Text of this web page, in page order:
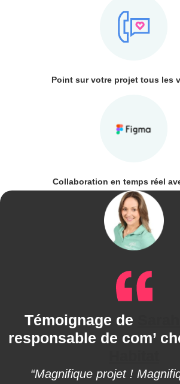
Point sur votre projet tous les
Collaboration en temps réel
Témoignage de
responsable de com’
“Magnifique projet !